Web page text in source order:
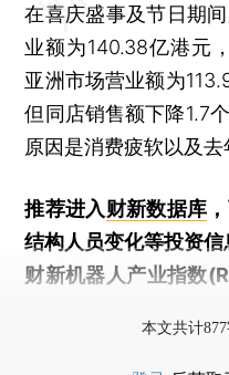
在喜庆盛事及节日期
业额为140.38亿港元
亚洲市场营业额为
但同店销售额下降1.7
原因是消费疲软以及去
推荐进入财新数据库
结构人员变化等投资信
财新机器人产业指数
本文共计